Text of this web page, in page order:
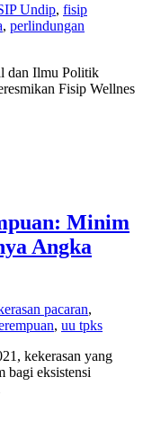
Undip, fisip
, perlindungan
dan Ilmu Politik
Fisip Wellnes
Minim
Angka
pacaran,
, uu tpks
kekerasan yang
bagi eksistensi